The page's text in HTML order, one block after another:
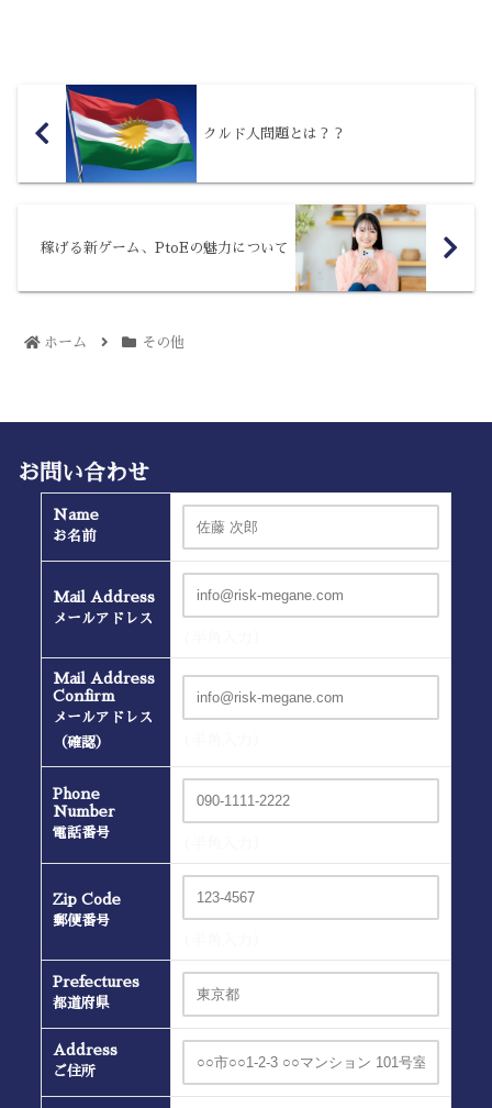
クルド人問題とは？？
稼げる新ゲーム、PtoEの魅力について
ホーム その他
お問い合わせ
Name
お名前
Mail Address
メールアドレス
Mail Address
Confirm
メールアドレス
（確認）
Phone
Number
電話番号
Zip Code
郵便番号
Prefectures
都道府県
Address
ご住所